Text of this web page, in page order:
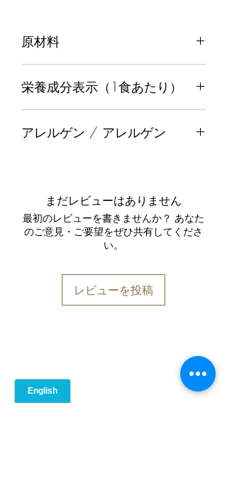
原材料
ー, さつまいも, 塩, こしょう, キャノリ
栄養成分表示（1食あたり）
カロリー
炭水化物（グラム） 26.8
食物繊維（グラム）
たんぱく質（グラム）
食塩相当量（ミリグラム）
アレルゲン / アレルゲン
ません。牛肉を含みます。
原材料表示上、日本の表示義務対象ア
レルゲン（9品目）は含まれていませ
ん。その他：牛肉を含みます。
まだレビューはありません
最初のレビューを書きませんか？ あなた
のご意見・ご要望をぜひ共有してくださ
い。
レビューを投稿